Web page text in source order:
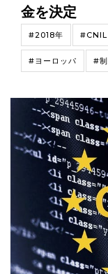
金を決定
#2018年 #CNIL
#ヨーロッパ #